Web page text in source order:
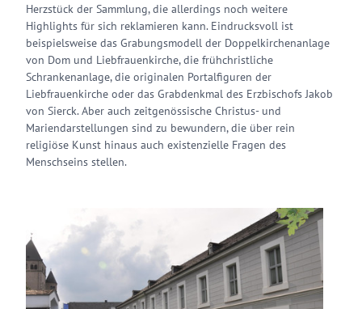
Herzstück der Sammlung, die allerdings noch weitere
Highlights für sich reklamieren kann. Eindrucksvoll ist
beispielsweise das Grabungsmodell der Doppelkirchenanlage
von Dom und Liebfrauenkirche, die frühchristliche
Schrankenanlage, die originalen Portalfiguren der
Liebfrauenkirche oder das Grabdenkmal des Erzbischofs Jakob
von Sierck. Aber auch zeitgenössische Christus- und
Mariendarstellungen sind zu bewundern, die über rein
religiöse Kunst hinaus auch existenzielle Fragen des
Menschseins stellen.